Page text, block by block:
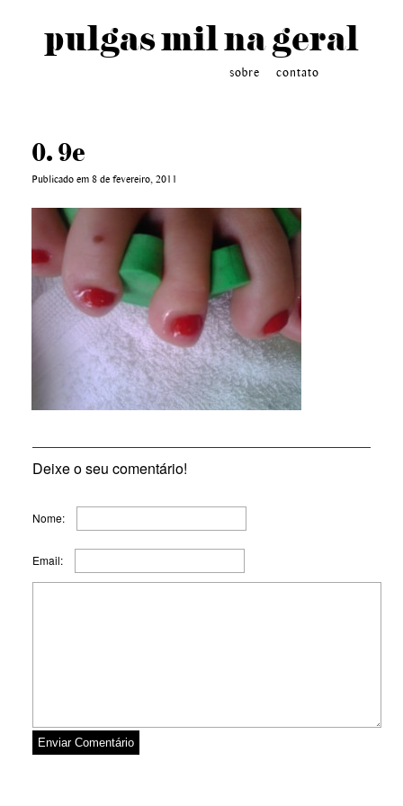
pulgas mil na geral
contato
sobre
0. 9e
Publicado em 8 de fevereiro, 2011
Deixe o seu comentário!
Nome:
Email: